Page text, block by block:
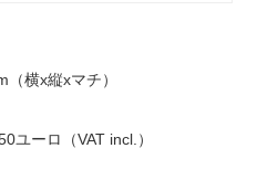
横x縦xマチ）
ユーロ（VAT incl.）